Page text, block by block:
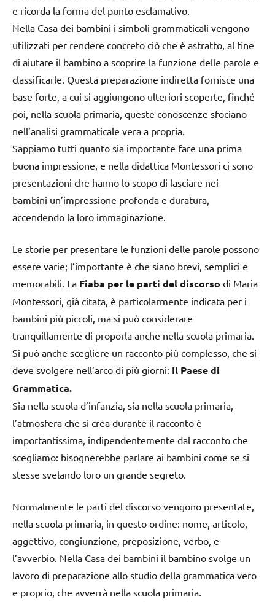
e ricorda la forma del punto esclamativo.
Nella Casa dei bambini i simboli grammaticali vengono
utilizzati per rendere concreto ciò che è astratto, al fine
di aiutare il bambino a scoprire la funzione delle parole e
classificarle. Questa preparazione indiretta fornisce una
base forte, a cui si aggiungono ulteriori scoperte, finché
poi, nella scuola primaria, queste conoscenze sfociano
nell’analisi grammaticale vera a propria.
Sappiamo tutti quanto sia importante fare una prima
buona impressione, e nella didattica Montessori ci sono
presentazioni che hanno lo scopo di lasciare nei
bambini un’impressione profonda e duratura,
accendendo la loro immaginazione.
Le storie per presentare le funzioni delle parole possono
essere varie; l’importante è che siano brevi, semplici e
memorabili. La Fiaba per le parti del discorso di Maria
Montessori, già citata, è particolarmente indicata per i
bambini più piccoli, ma si può considerare
tranquillamente di proporla anche nella scuola primaria.
Si può anche scegliere un racconto più complesso, che si
deve svolgere nell’arco di più giorni: Il Paese di
Grammatica.
Sia nella scuola d’infanzia, sia nella scuola primaria,
l’atmosfera che si crea durante il racconto è
importantissima, indipendentemente dal racconto che
scegliamo: bisognerebbe parlare ai bambini come se si
stesse svelando loro un grande segreto.
Normalmente le parti del discorso vengono presentate,
nella scuola primaria, in questo ordine: nome, articolo,
aggettivo, congiunzione, preposizione, verbo, e
l’avverbio. Nella Casa dei bambini il bambino svolge un
lavoro di preparazione allo studio della grammatica vero
e proprio, che avverrà nella scuola primaria.